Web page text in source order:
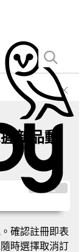
新品動
提交
確認註冊即表
時選擇取消訂